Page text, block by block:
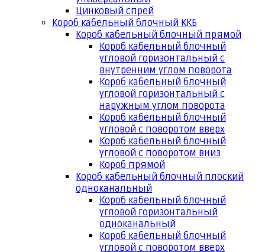
Цинковый спрей
Короб кабельный блочный ККБ
Короб кабельный блочный прямой
Короб кабельный блочный
угловой горизонтальный с
внутренним углом поворота
Короб кабельный блочный
угловой горизонтальный с
наружным углом поворота
Короб кабельный блочный
угловой с поворотом вверх
Короб кабельный блочный
угловой с поворотом вниз
Короб прямой
Короб кабельный блочный плоский
одноканальный
Короб кабельный блочный
угловой горизонтальный
одноканальный
Короб кабельный блочный
угловой с поворотом вверх